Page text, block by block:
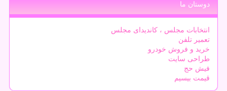
دوستان ما
انتخابات مجلس ، کاندیدای مجلس
تعمیر تلفن
خرید و فروش خودرو
طراحی سایت
فیش حج
قیمت بیسیم